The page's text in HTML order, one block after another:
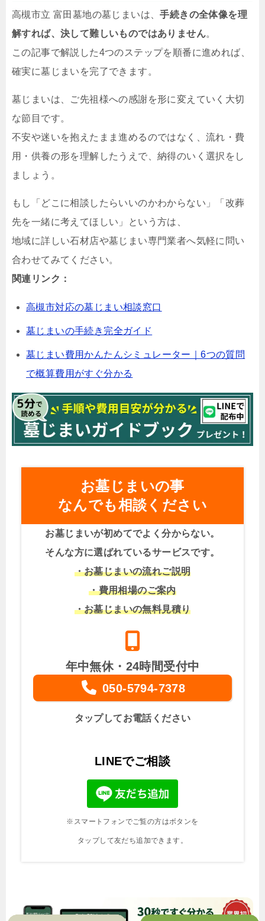
高槻市立 富田墓地の墓じまいは、手続きの全体像を理
解すれば、決して難しいものではありません。
この記事で解説した4つのステップを順番に進めれば、
確実に墓じまいを完了できます。
墓じまいは、ご先祖様への感謝を形に変えていく大切
な節目です。
不安や迷いを抱えたまま進めるのではなく、流れ・費
用・供養の形を理解したうえで、納得のいく選択をし
ましょう。
もし「どこに相談したらいいのかわからない」「改葬
先を一緒に考えてほしい」という方は、
地域に詳しい石材店や墓じまい専門業者へ気軽に問い
合わせてみてください。
関連リンク：
高槻市対応の墓じまい相談窓口
墓じまいの手続き完全ガイド
墓じまい費用かんたんシミュレーター｜6つの質問
で概算費用がすぐ分かる
お墓じまいの事
なんでも相談ください
お墓じまいが初めてでよく分からない。
そんな方に選ばれているサービスです。
・お墓じまいの流れご説明
・費用相場のご案内
・お墓じまいの無料見積り
年中無休・24時間受付中
050-5794-7378
タップしてお電話ください
LINEでご相談
※スマートフォンでご覧の方はボタンを
タップして友だち追加できます。